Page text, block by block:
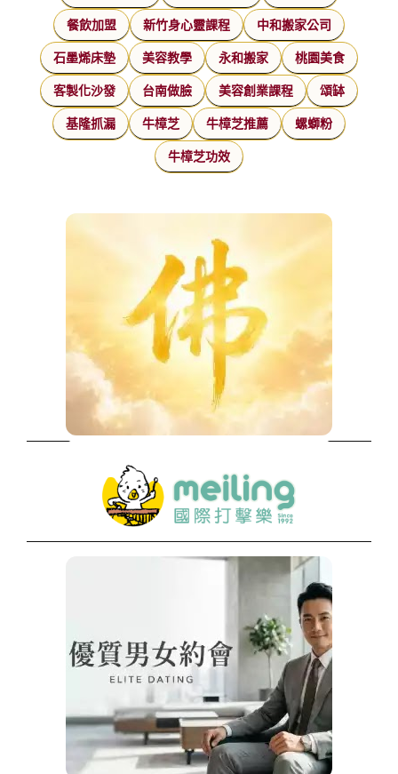
餐飲加盟 新竹身心靈課程 中和搬家公司
石墨烯床墊 美容教學 永和搬家 桃園美食
客製化沙發 台南做臉 美容創業課程 頌缽
基隆抓漏 牛樟芝 牛樟芝推薦 螺螄粉
牛樟芝功效